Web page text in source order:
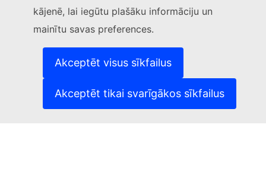
kājenē, lai iegūtu plašāku informāciju un
mainītu savas preferences.
Akceptēt visus sīkfailus
Akceptēt tikai svarīgākos sīkfailus
Sazinieties ar mums(Ārēja saite)
Ziņot par IT ievainojamību(Ārēja saite)
Valodas mūsu tīmekļvietnēs(Ārēja saite)
(Ārēja saite)
Privātuma aizsardzība
Juridisks paziņojums (Ārēja saite)